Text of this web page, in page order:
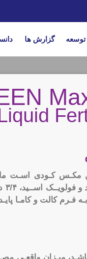
گزارش ها